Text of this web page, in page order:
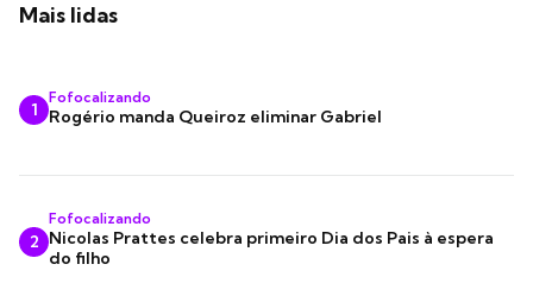
Mais lidas
1
Fofocalizando
Rogério manda Queiroz eliminar Gabriel
2
Fofocalizando
Nicolas Prattes celebra primeiro Dia dos Pais à espera
do filho